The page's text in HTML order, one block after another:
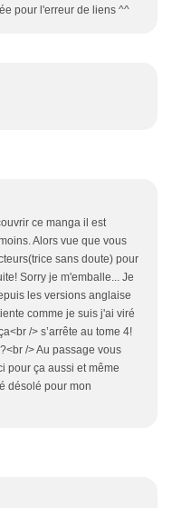
pour l'erreur de liens ^^
ce manga il est
Alors vue que vous
sans doute) pour
Sorry je m'emballe... Je
les versions anglaise
comme je suis j'ai viré
/> s’arrête au tome 4!
/> Au passage vous
pour ça aussi et même
désolé pour mon